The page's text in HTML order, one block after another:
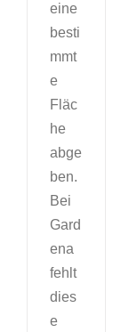
eine
besti
mmt
e
Fläc
he
abge
ben.
Bei
Gard
ena
fehlt
dies
e